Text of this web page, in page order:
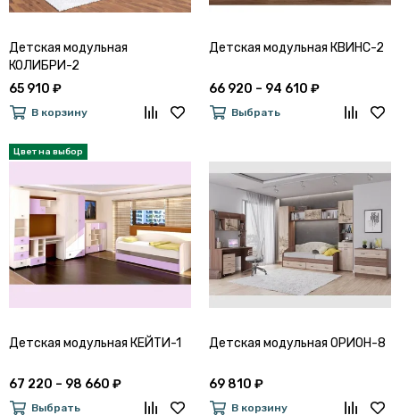
Детская модульная
КОЛИБРИ-2
65 910 ₽
В корзину
Детская модульная КВИНС-2
66 920 – 94 610 ₽
Выбрать
Детская модульная КЕЙТИ-1
67 220 – 98 660 ₽
Выбрать
Детская модульная ОРИОН-8
69 810 ₽
В корзину